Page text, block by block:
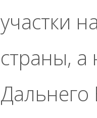
участки
страны, а
Дальнего